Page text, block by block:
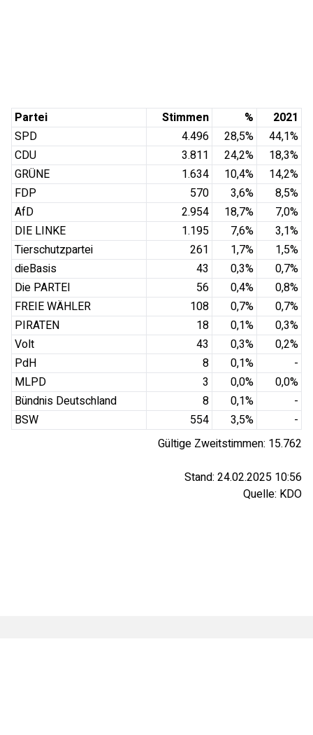
Partei Stimmen %
2021
SPD
4.496 28,5% 44,1%
CDU
3.811 24,2% 18,3%
GRÜNE
1.634 10,4% 14,2%
FDP
570 3,6% 8,5%
AfD
2.954 18,7% 7,0%
DIE LINKE
1.195 7,6% 3,1%
Tierschutzpartei
261 1,7% 1,5%
dieBasis
43 0,3% 0,7%
Die PARTEI
56 0,4% 0,8%
FREIE WÄHLER
108 0,7% 0,7%
PIRATEN
18 0,1% 0,3%
Volt
43 0,3% 0,2%
PdH
8 0,1%
-
MLPD
3 0,0% 0,0%
Bündnis Deutschland
8 0,1%
-
BSW
554 3,5%
-
Gültige Zweitstimmen: 15.762
Stand: 24.02.2025 10:56
Quelle: KDO